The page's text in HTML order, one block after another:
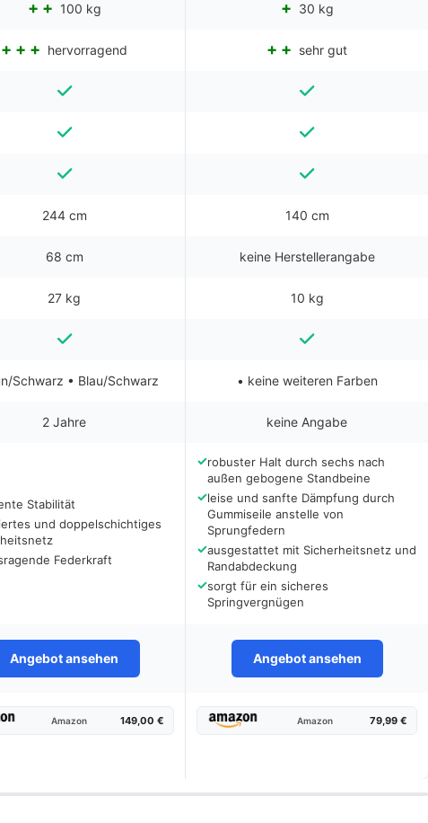
100 kg 30 kg
hervorragend sehr gut
244 cm 140 cm
68 cm keine Herstellerangabe
27 kg 10 kg
Schwarz • Blau/Schwarz • keine weiteren Farben
2 Jahre keine Angabe
Stabilität
und doppelschichtiges
Federkraft
✓robuster Halt durch sechs nach
außen gebogene Standbeine
✓leise und sanfte Dämpfung durch
Gummiseile anstelle von
Sprungfedern
✓ausgestattet mit Sicherheitsnetz und
Randabdeckung
✓sorgt für ein sicheres
Springvergnügen
Angebot ansehen Angebot ansehen
Amazon 149,00 € Amazon 79,99 €